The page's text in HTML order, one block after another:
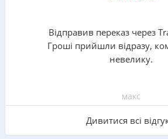
Відправив переказ через
Гроші прийшли відразу,
невелику.
макс
Дивитися всі